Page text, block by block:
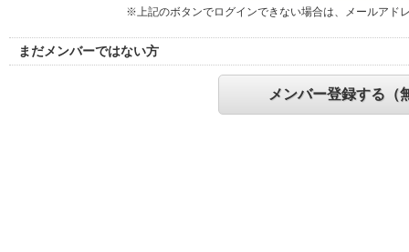
※上記のボタンでログインできない場合は、メールアド
まだメンバーではない方
メンバー登録する（